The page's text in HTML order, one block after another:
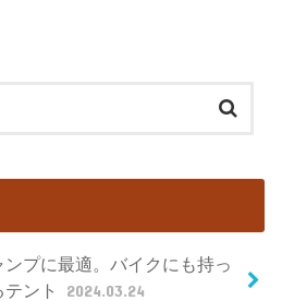
ンプに最適。バイクにも持っ
ント
2024.03.24